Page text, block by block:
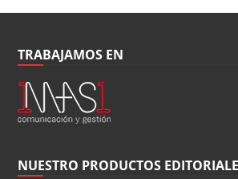
TRABAJAMOS EN
NUESTRO PRODUCTOS